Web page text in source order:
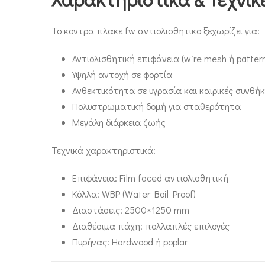
Το κοντρα πλακε fw αντιολισθητικο ξεχωρίζει για:
Αντιολισθητική επιφάνεια (wire mesh ή
Υψηλή αντοχή σε φορτία
Ανθεκτικότητα σε υγρασία και καιρικές
Πολυστρωματική δομή για σταθερότητα
Μεγάλη διάρκεια ζωής
Τεχνικά χαρακτηριστικά:
Επιφάνεια: Film faced αντιολισθητική
Κόλλα: WBP (Water Boil Proof)
Διαστάσεις: 2500×1250 mm
Διαθέσιμα πάχη: πολλαπλές επιλογές
Πυρήνας: Hardwood ή poplar